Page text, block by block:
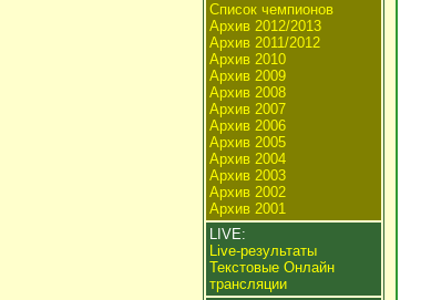
Список чемпионов
Архив 2012/2013
Архив 2011/2012
Архив 2010
Архив 2009
Архив 2008
Архив 2007
Архив 2006
Архив 2005
Архив 2004
Архив 2003
Архив 2002
Архив 2001
LIVE:
Live-результаты
Текстовые Онлайн
трансляции